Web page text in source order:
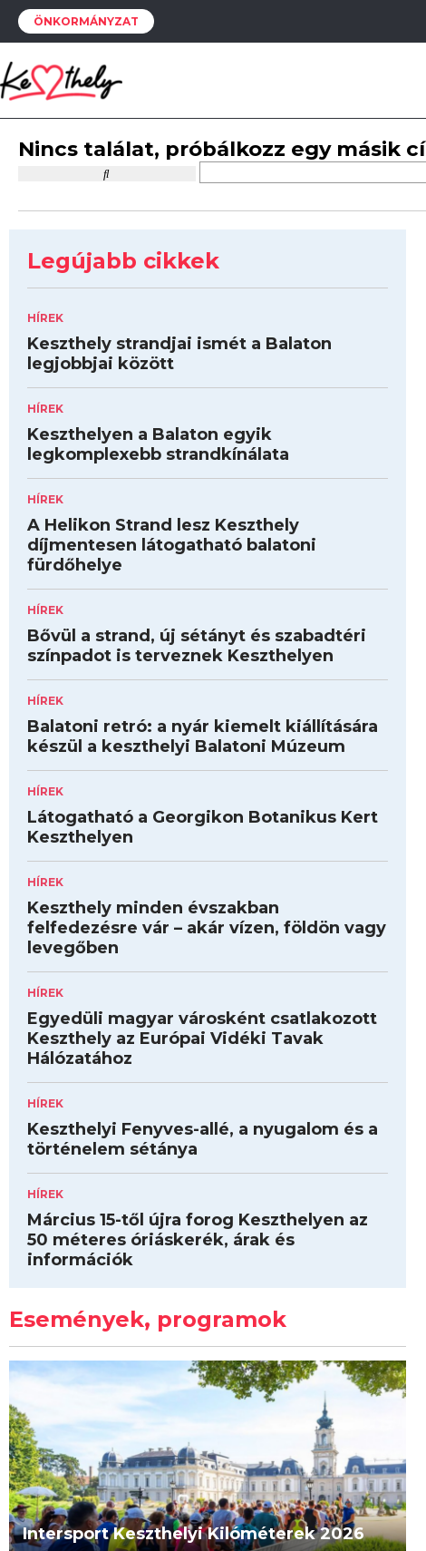
ÖNKORMÁNYZAT
Nincs találat, próbálkozz egy másik
Legújabb cikkek
HÍREK
Keszthely strandjai ismét a Balaton
legjobbjai között
HÍREK
Keszthelyen a Balaton egyik
legkomplexebb strandkínálata
HÍREK
A Helikon Strand lesz Keszthely
díjmentesen látogatható balatoni
fürdőhelye
HÍREK
Bővül a strand, új sétányt és szabadtéri
színpadot is terveznek Keszthelyen
HÍREK
Balatoni retró: a nyár kiemelt kiállítására
készül a keszthelyi Balatoni Múzeum
HÍREK
Látogatható a Georgikon Botanikus Kert
Keszthelyen
HÍREK
Keszthely minden évszakban
felfedezésre vár – akár vízen, földön vagy
levegőben
HÍREK
Egyedüli magyar városként csatlakozott
Keszthely az Európai Vidéki Tavak
Hálózatához
HÍREK
Keszthelyi Fenyves-allé, a nyugalom és a
történelem sétánya
HÍREK
Március 15-től újra forog Keszthelyen az
50 méteres óriáskerék, árak és
információk
Események, programok
Intersport Keszthelyi Kilóméterek 2026